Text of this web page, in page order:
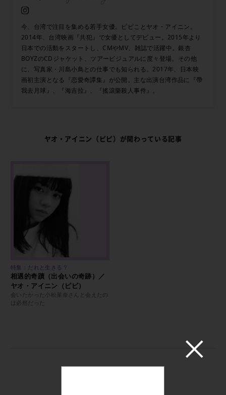
今、台湾で注目を集める若手女優。ピピことヤオ・アイニン。
2014年、台湾映画『共犯』で女優としてデビュー。2015年より
日本での活動をスタートし、CMやMV、雑誌で活躍中。銀杏
BOYZのCDジャケット、ツアービジュアルに度々登場。その他
に、写真家・川島小鳥との仕事でも知られる。2017年、日本映
画初主演となる『恋愛奇譚集』が公開。主な出演台湾作品に『帶
我去月球』、『海吉拉』、『搖滾樂殺人事件』。
ヤオ・アイニン（ピピ）が関わっている記事
特集：だれと生きる？
相遇的奇蹟（出会いの奇跡）／
ヤオ・アイニン（ピピ）
会いたかった小松菜奈さんと会えたの
は必然だった